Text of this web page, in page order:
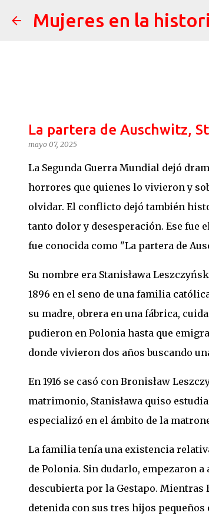
Mujeres en la
La partera de Auschwitz,
mayo 07, 2025
La Segunda Guerra Mundial dejó
horrores que quienes lo vivieron y
olvidar. El conflicto dejó también
tanto dolor y desesperación. Ese fue
fue conocida como "La partera de
Su nombre era Stanisława
1896 en el seno de una familia
su madre, obrera en una fábrica,
pudieron en Polonia hasta que
donde vivieron dos años buscando
En 1916 se casó con Bronisław
matrimonio, Stanisława quiso
especializó en el ámbito de la
La familia tenía una existencia
de Polonia. Sin dudarlo, empezaron
descubierta por la Gestapo. Mientras
detenida con sus tres hijos pequeños